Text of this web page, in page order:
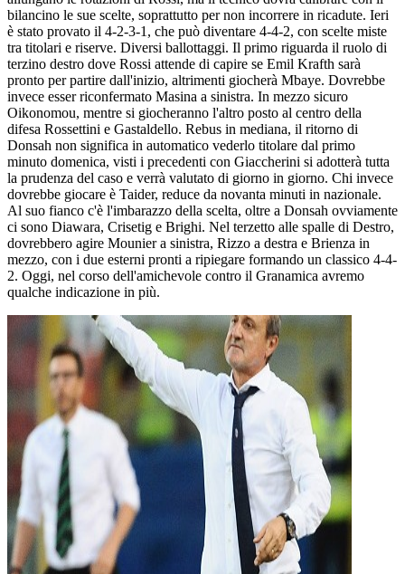
bilancino le sue scelte, soprattutto per non incorrere in ricadute. Ieri
è stato provato il 4-2-3-1, che può diventare 4-4-2, con scelte miste
tra titolari e riserve. Diversi ballottaggi. Il primo riguarda il ruolo di
terzino destro dove Rossi attende di capire se Emil Krafth sarà
pronto per partire dall'inizio, altrimenti giocherà Mbaye. Dovrebbe
invece esser riconfermato Masina a sinistra. In mezzo sicuro
Oikonomou, mentre si giocheranno l'altro posto al centro della
difesa Rossettini e Gastaldello. Rebus in mediana, il ritorno di
Donsah non significa in automatico vederlo titolare dal primo
minuto domenica, visti i precedenti con Giaccherini si adotterà tutta
la prudenza del caso e verrà valutato di giorno in giorno. Chi invece
dovrebbe giocare è Taider, reduce da novanta minuti in nazionale.
Al suo fianco c'è l'imbarazzo della scelta, oltre a Donsah ovviamente
ci sono Diawara, Crisetig e Brighi. Nel terzetto alle spalle di Destro,
dovrebbero agire Mounier a sinistra, Rizzo a destra e Brienza in
mezzo, con i due esterni pronti a ripiegare formando un classico 4-4-
2. Oggi, nel corso dell'amichevole contro il Granamica avremo
qualche indicazione in più.